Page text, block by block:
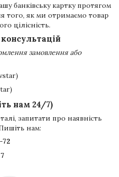
банківську картку протягом
того, як ми отримаємо товар
цілісність.
замовлення або
нам 24/7)
запитати про наявність
нам:
72